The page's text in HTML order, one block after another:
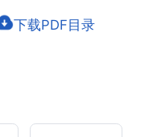
下载PDF目录